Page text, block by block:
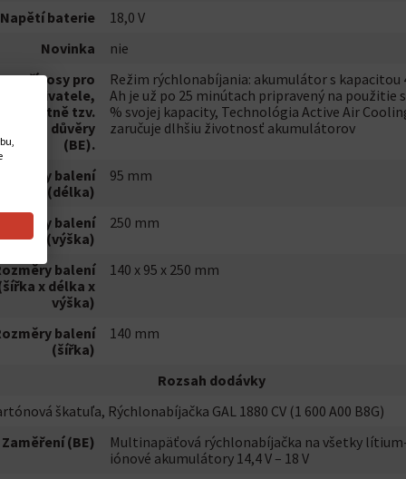
Napětí baterie
18,0 V
Novinka
nie
Přínosy pro
uživatele,
včetně tzv.
důvodu důvěry
(BE).
Režim rýchlonabíjania: akumulátor s kapacitou
Ah je už po 25 minútach pripravený na použitie
% svojej kapacity, Technológia Active Air
zaručuje dlhšiu životnosť akumulátorov
Rozměry balení
(délka)
95 mm
balení
(výška)
250 mm
balení
x délka x
výška)
140 x 95 x 250 mm
balení
(šířka)
140 mm
Rozsah dodávky
škatuľa, Rýchlonabíjačka GAL 1880 CV (1 600 A00 B8G)
Zaměření (BE)
Multinapäťová rýchlonabíjačka na všetky
iónové akumulátory 14,4 V – 18 V